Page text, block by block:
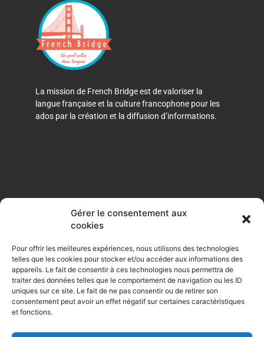
Gérer le consentement aux
cookies
Pour offrir les meilleures expériences, nous utilisons des technologies
telles que les cookies pour stocker et/ou accéder aux informations des
appareils. Le fait de consentir à ces technologies nous permettra de
traiter des données telles que le comportement de navigation ou les ID
uniques sur ce site. Le fait de ne pas consentir ou de retirer son
consentement peut avoir un effet négatif sur certaines caractéristiques
et fonctions.
La mission de French Bridge est de valoriser la
langue française et la culture francophone pour les
ados par la création et la diffusion d’informations.
a
c
e
b
o
o
n
s
t
a
g
r
Opt-out preferences
Privacy Policy